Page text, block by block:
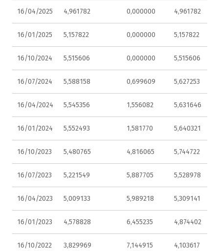
16/04/2025 4,961782 0,000000 4,961782
16/01/2025 5,157822 0,000000 5,157822
16/10/2024 5,515606 0,000000 5,515606
16/07/2024 5,588158 0,699609 5,627253
16/04/2024 5,545356 1,556082 5,631646
16/01/2024 5,552493 1,581770 5,640321
16/10/2023 5,480765 4,816065 5,744722
16/07/2023 5,221549 5,887705 5,528978
16/04/2023 5,009133 5,989218 5,309141
16/01/2023 4,578828 6,455235 4,874402
16/10/2022 3,829969 7,144915 4,103617